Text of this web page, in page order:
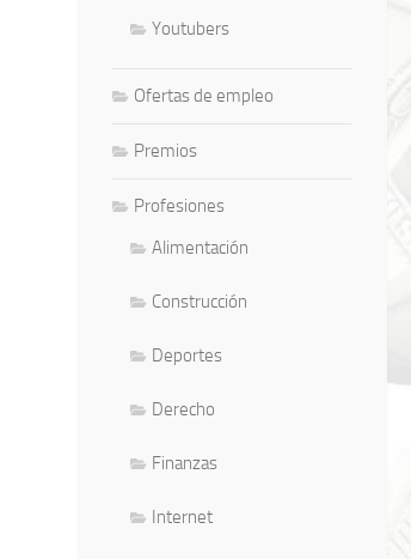
Youtubers
Ofertas de empleo
Premios
Profesiones
Alimentación
Construcción
Deportes
Derecho
Finanzas
Internet